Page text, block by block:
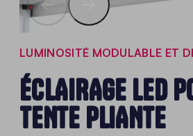
LUMINOSITÉ MODULABLE ET
ÉCLAIRAGE LED
TENTE PLIANTE